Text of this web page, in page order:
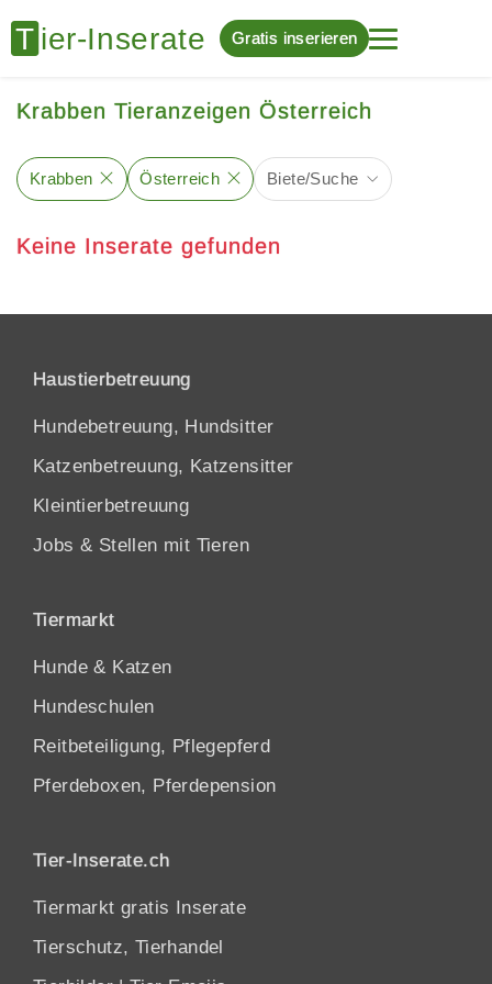
Gratis inserieren
Krabben Tieranzeigen Österreich
Krabben Österreich Biete/Suche
Keine Inserate gefunden
Haustierbetreuung
Hundebetreuung, Hundsitter
Katzenbetreuung, Katzensitter
Kleintierbetreuung
Jobs & Stellen mit Tieren
Tiermarkt
Hunde & Katzen
Hundeschulen
Reitbeteiligung, Pflegepferd
Pferdeboxen, Pferdepension
Tier-Inserate.ch
Tiermarkt gratis Inserate
Tierschutz, Tierhandel